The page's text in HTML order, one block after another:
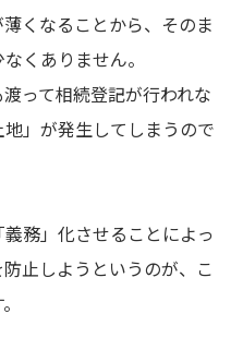
くなることから、そのま
くありません。
って相続登記が行われな
」が発生してしまうので
務」化させることによっ
止しようというのが、こ